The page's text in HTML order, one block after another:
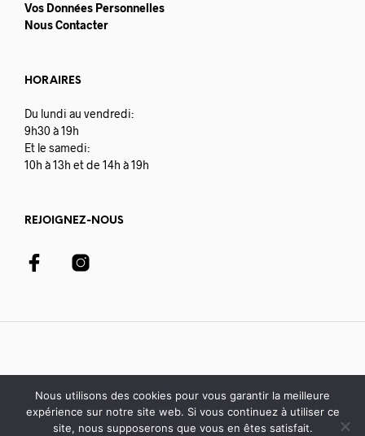
Vos Données Personnelles
Nous Contacter
HORAIRES
Du lundi au vendredi:
9h30 à 19h
Et le samedi:
10h à 13h et de 14h à 19h
REJOIGNEZ-NOUS
© 2020-21 Librairie Colbert | développé avec parDigisoft
Nous utilisons des cookies pour vous garantir la meilleure
expérience sur notre site web. Si vous continuez à utiliser ce
site, nous supposerons que vous en êtes satisfait.